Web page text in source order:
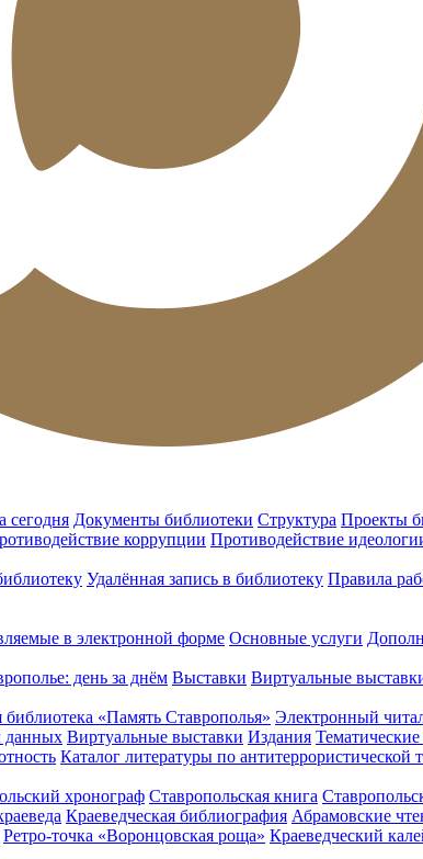
сегодня Документы библиотеки Структура Проекты
коррупции Противодействие
Удалённая запись в библиотеку Правила
в электронной форме Основные услуги
день за днём Выставки Виртуальные
библиотека «Память Ставрополья» Электронный
данных Виртуальные выставки Издания
Каталог литературы по антитеррористической
хронограф Ставропольская книга
Краеведческая библиография Абрамовские
Ретро-точка «Воронцовская роща» Краеведческий